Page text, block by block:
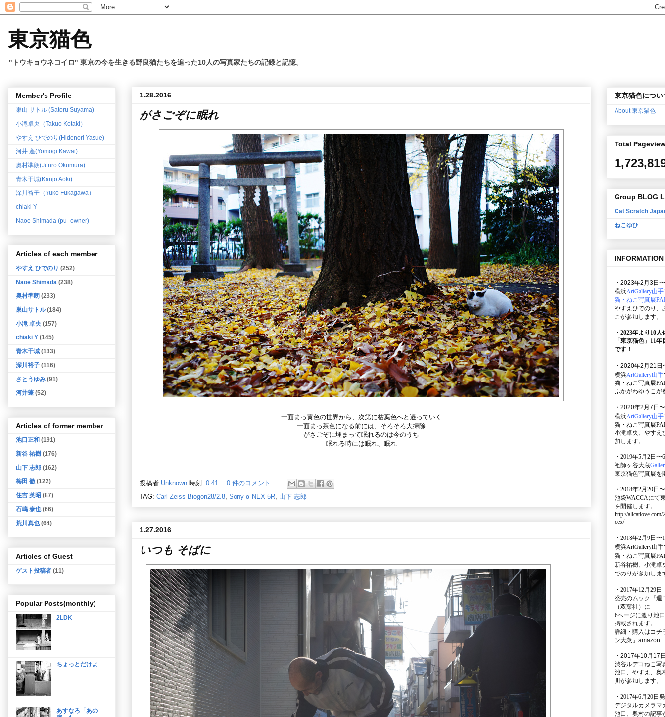
東京猫色
"トウキョウネコイロ" 東京の今を生きる野良猫たちを追った10人の写真家たちの記録と記憶。
1.28.2016
がさごぞに眠れ
一面まっ黄色の世界から、次第に枯葉色へと遷っていく
一面まっ茶色になる前には、そろそろ大掃除
がさごぞに埋まって眠れるのは今のうち
眠れる時には眠れ、眠れ
投稿者 Unknown 時刻: 0:41
0 件のコメント:
TAG: Carl Zeiss Biogon28/2.8, Sony α NEX-5R, 山下 志郎
1.27.2016
いつも そばに
Member's Profile
巣山 サトル (Satoru Suyama)
小滝卓央（Takuo Kotaki）
やすえ ひでのり(Hidenori Yasue)
河井 蓬(Yomogi Kawai)
奥村準朗(Junro Okumura)
青木干城(Kanjo Aoki)
深川裕子（Yuko Fukagawa）
chiaki Y
Naoe Shimada (pu_owner)
Articles of each member
やすえ ひでのり (252)
Naoe Shimada (238)
奥村準朗 (233)
巣山サトル (184)
小滝 卓央 (157)
chiaki Y (145)
青木干城 (133)
深川裕子 (116)
さとうゆみ (91)
河井蓬 (52)
Articles of former member
池口正和 (191)
新谷 祐樹 (176)
山下 志郎 (162)
梅田 徹 (122)
住吉 英昭 (87)
石嶋 泰也 (66)
荒川真也 (64)
Articles of Guest
ゲスト投稿者 (11)
Popular Posts(monthly)
2LDK
ちょっとだけよ
あすなろ「あの
東京猫色につい
About 東京猫色
Total
Group BLOG
Cat Scratch
ねこゆひ
INFORMATION
・2023年2月3日
横浜ArtGallery山手
猫・ねこ写真展
やすえひでのり、
こが参加します。
・2023年より10
「東京猫色」 11年
です！
・2020年2月21日
横浜ArtGallery山手
猫・ねこ写真展
ふかがわゆうこが
・2020年2月7日
横浜ArtGallery山手
猫・ねこ写真展
小滝卓央、やすえ
加します。
・2019年5月2日〜
祖師ヶ谷大蔵
東京猫色写真展を
・2018年2月20日
池袋WACCAにて
を開催します。
http://allcatlove.com/
oex/
・2018年2月9日〜
横浜ArtGallery山手
猫・ねこ写真展
新谷祐樹、小滝卓
でのりが参加しま
・ 2017年12月29日
発売のムック
『
（双葉社）に
6ページに渡り 池
掲載されます。
詳細・購入はコ
ン大衆」amazon
・2017年10月17
渋谷ルデコねこ写
池口、やすえ、奥
川が参加します。
・2017年6月20日
デジタルカメラマ
池口、奥村の記事